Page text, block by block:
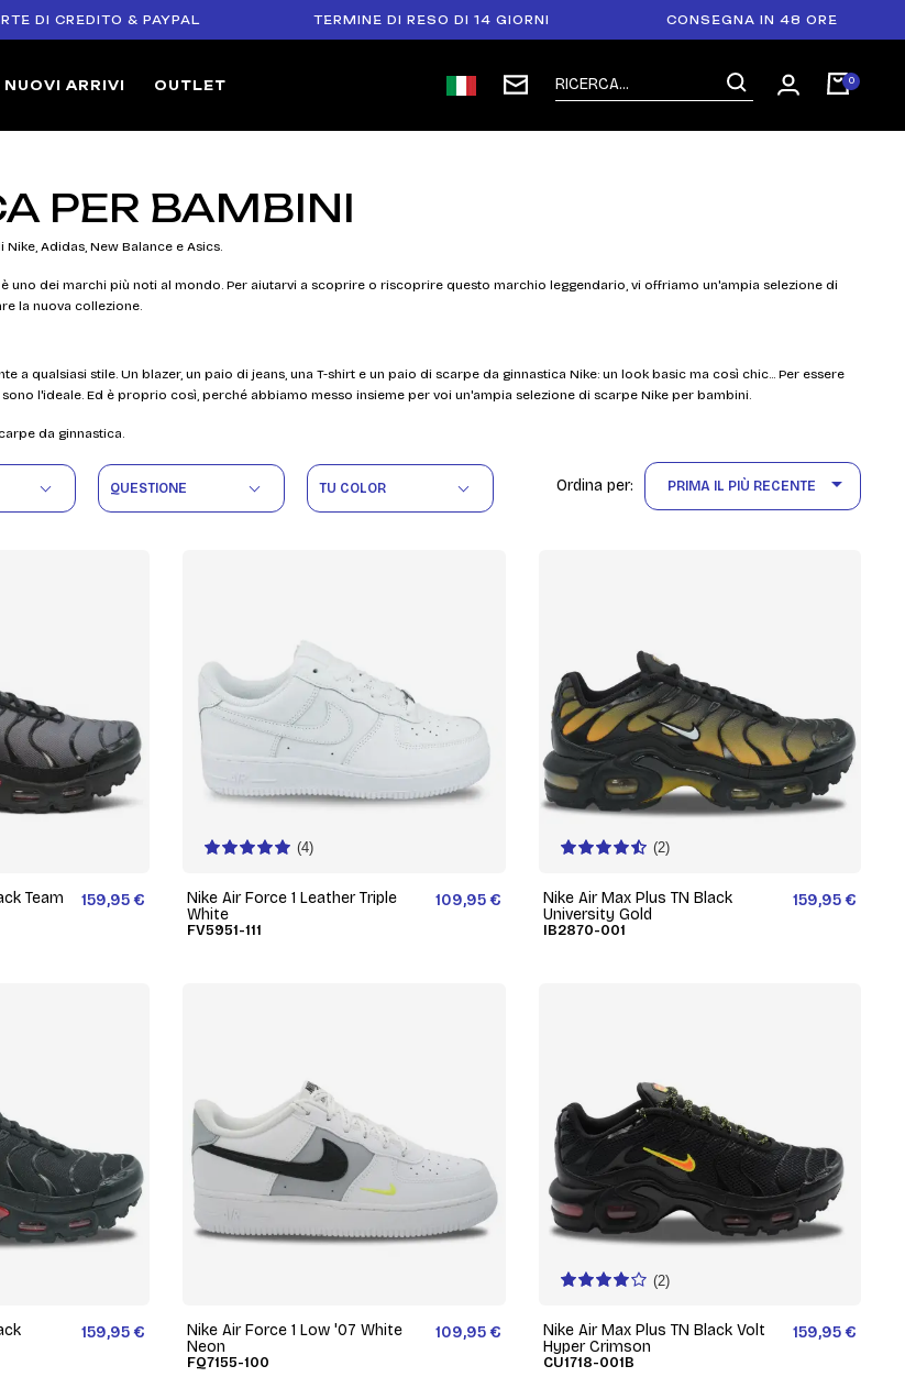
& PAYPAL TERMINE DI RESO DI 14 GIORNI CONSEGNA IN 48 ORE
NUOVI ARRIVI OUTLET
PER BAMBINI
Adidas, New Balance e Asics.
dei marchi più noti al mondo. Per aiutarvi a scoprire o riscoprire questo marchio leggendario, vi offriamo un'ampia selezione di
la nuova collezione.
qualsiasi stile. Un blazer, un paio di jeans, una T-shirt e un paio di scarpe da ginnastica Nike: un look basic ma così chic... Per essere
l'ideale. Ed è proprio così, perché abbiamo messo insieme per voi un'ampia selezione di scarpe Nike per bambini.
da ginnastica.
QUESTIONE TU COLOR Ordina per: PRIMA IL PIÙ RECENTE 
Team
159,95 €
(4)
Nike Air Force 1 Leather Triple
White
FV5951-111
109,95 €
(2)
Nike Air Max Plus TN Black
University Gold
IB2870-001
159,95 €
159,95 €
Nike Air Force 1 Low '07 White
Neon
FQ7155-100
109,95 €
(2)
Nike Air Max Plus TN Black Volt
Hyper Crimson
CU1718-001B
159,95 €